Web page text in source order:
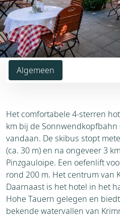
Algemeen
Het comfortabele 4-sterren
km bij de
vandaan. De skibus stopt
(ca. 30 m) en na ongeveer 3
Pinzgauloipe. Een oefenlift
rond 200 m. Het centrum van
Daarnaast is het hotel in het
Hohe Tauern gelegen en
bekende watervallen van